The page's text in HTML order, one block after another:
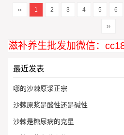
‹‹ 1 2 3 4 5 6
››
滋补养生批发加微信：
最近发表
哪的沙棘原浆正宗
沙棘原浆是酸性还是碱性
沙棘是糖尿病的克星